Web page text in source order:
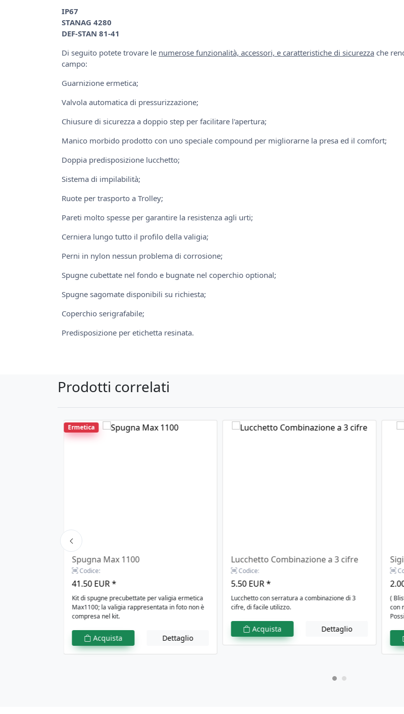
IP67
STANAG 4280
DEF-STAN 81-41
Di seguito potete trovare le numerose funzionalità, accessori, e caratteristiche di sicurezza che
campo:
Guarnizione ermetica;
Valvola automatica di pressurizzazione;
Chiusure di sicurezza a doppio step per facilitare l'apertura;
Manico morbido prodotto con uno speciale compound per migliorarne la presa ed il comfort;
Doppia predisposizione lucchetto;
Sistema di impilabilità;
Ruote per trasporto a Trolley;
Pareti molto spesse per garantire la resistenza agli urti;
Cerniera lungo tutto il profilo della valigia;
Perni in nylon nessun problema di corrosione;
Spugne cubettate nel fondo e bugnate nel coperchio optional;
Spugne sagomate disponibili su richiesta;
Coperchio serigrafabile;
Predisposizione per etichetta resinata.
Prodotti correlati
Ermetica
Spugna Max 1100
Codice:
41.50 EUR *
Kit di spugne precubettate per valigia ermetica
Max1100; la valigia rappresentata in foto non è
compresa nel kit.
Acquista Dettaglio
Lucchetto Combinazione a 3 cifre
Codice:
5.50 EUR *
Lucchetto con serratura a combinazione di 3
cifre, di facile utilizzo.
Acquista Dettaglio
(
con